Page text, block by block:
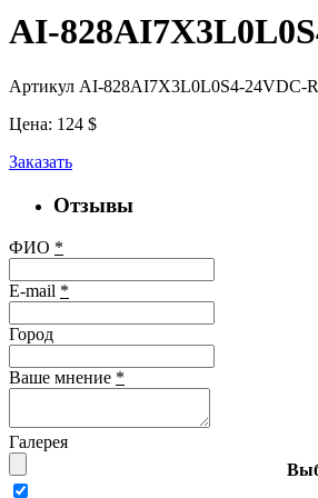
AI-
Артикул AI-828AI7X3L0L0S4-24VDC-
Цена: 124 $
Заказать
Отзывы
ФИО *
E-mail *
Город
Ваше мнение *
Галерея